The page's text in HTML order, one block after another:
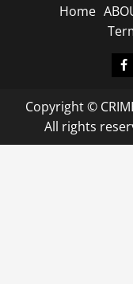
Home
Copyright ©
All rights